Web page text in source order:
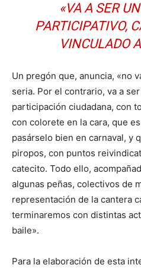
«VA A SER
PARTICIPATIVO,
VINCULADO
Un pregón que, anuncia, «no
seria. Por el contrario, va a
participación ciudadana, con
con colorete en la cara, que
pasárselo bien en carnaval, y
piropos, con puntos
catecito. Todo ello,
algunas peñas, colectivos de
representación de la cantera
terminaremos con distintas
baile».
Para la elaboración de esta